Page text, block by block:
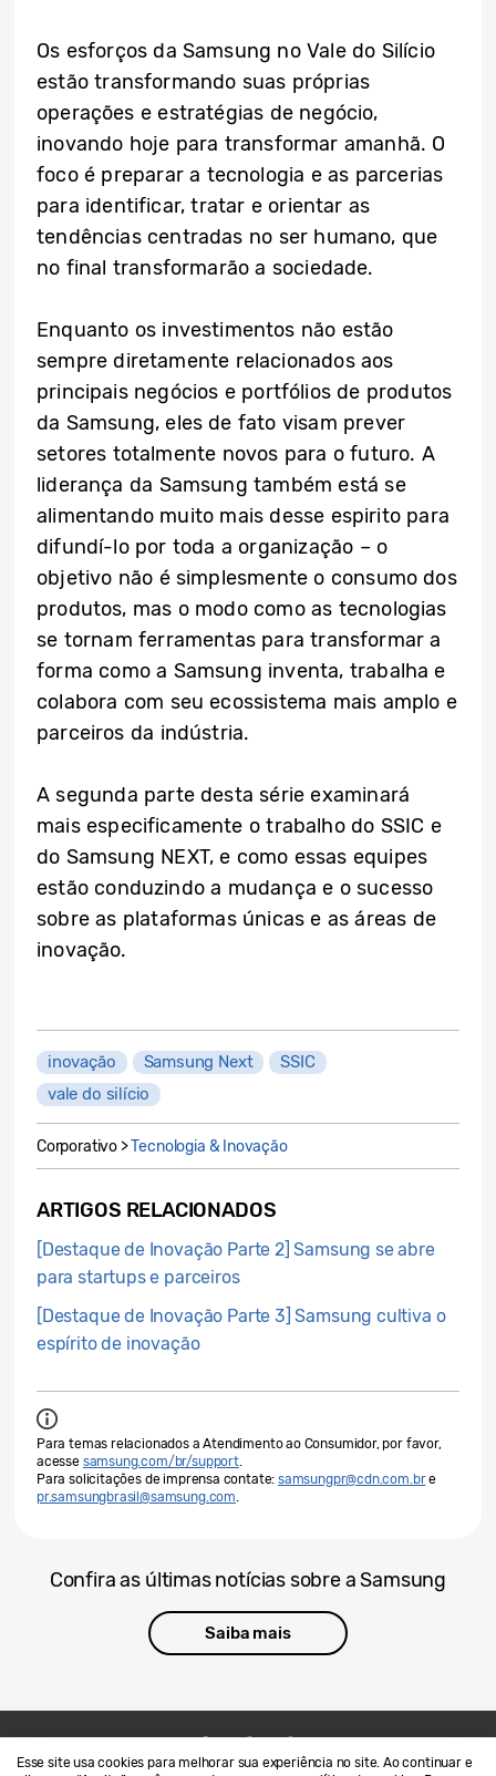
Esse site usa cookies para melhorar sua experiência no site. Ao continuar e
Os esforços da Samsung no Vale do Silício
estão transformando suas próprias
operações e estratégias de negócio,
inovando hoje para transformar amanhã. O
foco é preparar a tecnologia e as parcerias
para identificar, tratar e orientar as
tendências centradas no ser humano, que
no final transformarão a sociedade.
Enquanto os investimentos não estão
sempre diretamente relacionados aos
principais negócios e portfólios de produtos
da Samsung, eles de fato visam prever
setores totalmente novos para o futuro. A
liderança da Samsung também está se
alimentando muito mais desse espirito para
difundí-lo por toda a organização – o
objetivo não é simplesmente o consumo dos
produtos, mas o modo como as tecnologias
se tornam ferramentas para transformar a
forma como a Samsung inventa, trabalha e
colabora com seu ecossistema mais amplo e
parceiros da indústria.
A segunda parte desta série examinará
mais especificamente o trabalho do SSIC e
do Samsung NEXT, e como essas equipes
estão conduzindo a mudança e o sucesso
sobre as plataformas únicas e as áreas de
inovação.
inovação Samsung Next
SSIC
vale do silício
Corporativo >Tecnologia & Inovação
ARTIGOS RELACIONADOS
[Destaque de Inovação Parte 2] Samsung se abre
para startups e parceiros
[Destaque de Inovação Parte 3] Samsung cultiva o
espírito de inovação
Para temas relacionados a Atendimento ao Consumidor, por favor,
acesse samsung.com/br/support.
Para solicitações de imprensa contate: samsungpr@cdn.com.bre
pr.samsungbrasil@samsung.com.
Confira as últimas notícias sobre a Samsung
Saiba mais